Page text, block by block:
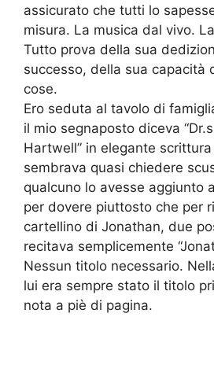
assicurato che tutti lo
misura. La musica dal vivo.
Tutto prova della sua
successo, della sua capacità
cose.
Ero seduta al tavolo di
il mio segnaposto diceva
Hartwell” in elegante scrittura
sembrava quasi chiedere
qualcuno lo avesse aggiunto
per dovere piuttosto che per
cartellino di Jonathan, due
recitava semplicemente
Nessun titolo necessario.
lui era sempre stato il titolo
nota a piè di pagina.